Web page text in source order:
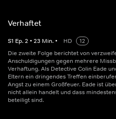
Verhaftet
S1 Ep.2 • 23 Min. • HD
12
Die zweite Folge berichtet von
Anschuldigungen gegen mehrere
Verhaftung. Als Detective Colin Eade
Eltern ein dringendes Treffen
Angst zu einem Großfeuer. Eade ist
nicht allein handelt und dass
beteiligt sind.